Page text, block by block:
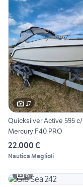
17
Quicksilver Active 595 c/
Mercury F40 PRO
22.000 €
Nautica Meglioli
6